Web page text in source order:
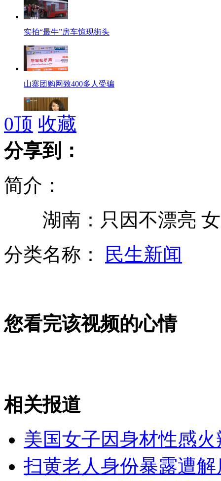
实拍“最牛”房车惊现街头
山寨团购网致400多人受骗
海南小姐冠军上海直面选美质疑
环保人士用垃圾造肥产蔬菜受欢迎
拜仁主力出战6:0横扫国安
山西运城恶犬咬伤多人 警民合力深夜将其击毙
0顶 收藏
分享到：
简介：
湖南：只因不漂亮 女
分类名称：
民生新闻
您看完该视频的心情
相关报道
美国女子因身材性感
扫黄老人身份暴露遭